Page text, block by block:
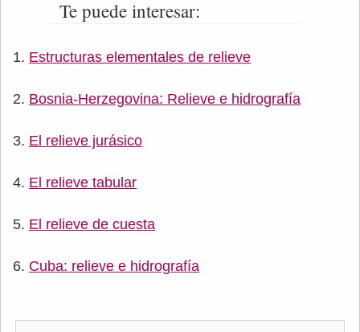
Te puede interesar:
Estructuras elementales de relieve
Bosnia-Herzegovina: Relieve e hidrografía
El relieve jurásico
El relieve tabular
El relieve de cuesta
Cuba: relieve e hidrografía